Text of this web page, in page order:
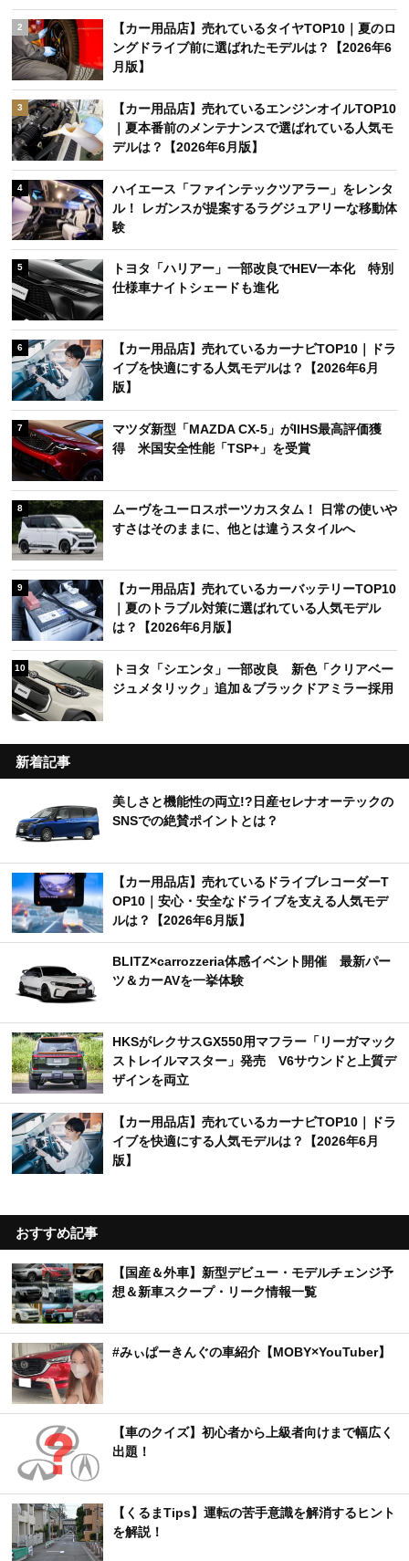
2
【カー用品店】売れているタイヤTOP10｜夏のロ
ングドライブ前に選ばれたモデルは？【2026年6
月版】
3
【カー用品店】売れているエンジンオイルTOP10
｜夏本番前のメンテナンスで選ばれている人気モ
デルは？【2026年6月版】
4
ハイエース「ファインテックツアラー」をレンタ
ル！ レガンスが提案するラグジュアリーな移動体
験
5
トヨタ「ハリアー」一部改良でHEV一本化 特別
仕様車ナイトシェードも進化
6
【カー用品店】売れているカーナビTOP10｜ドラ
イブを快適にする人気モデルは？【2026年6月
版】
7
マツダ新型「MAZDA CX-5」がIIHS最高評価獲
得 米国安全性能「TSP+」を受賞
8
ムーヴをユーロスポーツカスタム！ 日常の使いや
すさはそのままに、他とは違うスタイルへ
9
【カー用品店】売れているカーバッテリーTOP10
｜夏のトラブル対策に選ばれている人気モデル
は？【2026年6月版】
10
トヨタ「シエンタ」一部改良 新色「クリアベー
ジュメタリック」追加＆ブラックドアミラー採用
新着記事
美しさと機能性の両立!?日産セレナオーテックの
SNSでの絶賛ポイントとは？
【カー用品店】売れているドライブレコーダーT
OP10｜安心・安全なドライブを支える人気モデ
ルは？【2026年6月版】
BLITZ×carrozzeria体感イベント開催 最新パー
ツ＆カーAVを一挙体験
HKSがレクサスGX550用マフラー「リーガマック
ストレイルマスター」発売 V6サウンドと上質デ
ザインを両立
【カー用品店】売れているカーナビTOP10｜ドラ
イブを快適にする人気モデルは？【2026年6月
版】
おすすめ記事
【国産＆外車】新型デビュー・モデルチェンジ予
想＆新車スクープ・リーク情報一覧
#みぃぱーきんぐの車紹介【MOBY×YouTuber】
【車のクイズ】初心者から上級者向けまで幅広く
出題！
【くるまTips】運転の苦手意識を解消するヒント
を解説！